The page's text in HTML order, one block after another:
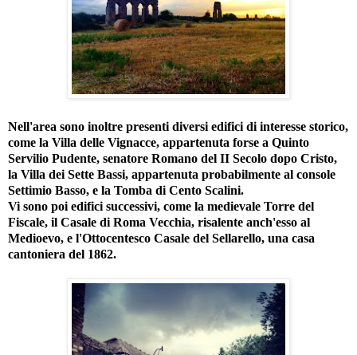
Nell'area sono inoltre presenti diversi edifici di interesse storico,
come la Villa delle Vignacce, appartenuta forse a Quinto
Servilio Pudente, senatore Romano del II Secolo dopo Cristo,
la Villa dei Sette Bassi, appartenuta probabilmente al console
Settimio Basso, e la Tomba di Cento Scalini.
Vi sono poi edifici successivi, come la medievale Torre del
Fiscale, il Casale di Roma Vecchia, risalente anch'esso al
Medioevo, e l'Ottocentesco Casale del Sellarello, una casa
cantoniera del 1862.